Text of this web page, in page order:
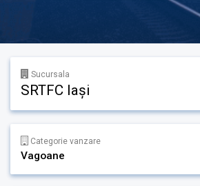
Sucursala
SRTFC Iași
Categorie vanzare
Vagoane